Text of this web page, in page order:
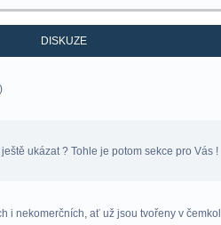
DISKUZE
ukázat ? Tohle je potom sekce pro Vás !
i nekomerčních, ať už jsou tvořeny v